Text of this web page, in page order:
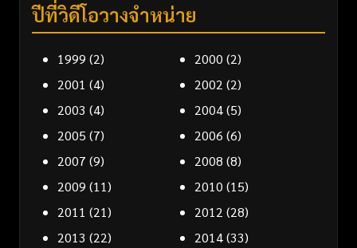
ปีที่วิดีโอวางจำหน่าย
1999 (2) 2000 (2)
2001 (4) 2002 (2)
2003 (4) 2004(5)
2005 (7) 2006 (6)
2007 (9) 2008 (8)
2009 (11) 2010 (15)
2011 (21) 2012 (28)
2013 (22) 2014(33)